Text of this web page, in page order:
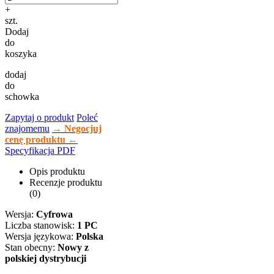
+
szt.
Dodaj
do
koszyka
dodaj
do
schowka
Zapytaj o produkt Poleć
znajomemu → Negocjuj
cenę produktu ←
Specyfikacja PDF
Opis produktu
Recenzje produktu
(0)
Wersja: Cyfrowa
Liczba stanowisk: 1 PC
Wersja językowa: Polska
Stan obecny: Nowy z
polskiej dystrybucji